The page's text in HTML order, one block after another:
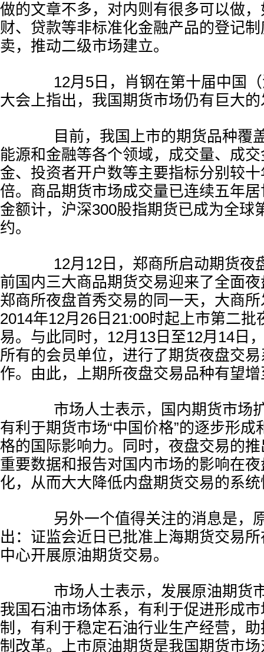
做的文章不多，对内则有很多可以做
财、贷款等非标准化金融产品的登记
卖，推动二级市场建立。
12月5日，肖钢在第十届中国（
大会上指出，我国期货市场仍有巨大
目前，我国上市的期货品种覆
能源和金融等各个领域，成交量、成
金、投资者开户数等主要指标分别较
倍。商品期货市场成交量已连续五年
金额计，沪深300股指期货已成为全球
约。
12月12日，郑商所启动期货夜
前国内三大商品期货交易迎来了全面
郑商所夜盘首秀交易的同一天，大商
2014年12月26日21:00时起上市第二批
易。与此同时，12月13日至12月14日
所有的会员单位，进行了期货夜盘交
作。由此，上期所夜盘交易品种有望
市场人士表示，国内期货市场
有利于期货市场“中国价格”的逐步形成
格的国际影响力。同时，夜盘交易的
重要数据和报告对国内市场的影响在
化，从而大大降低内盘期货交易的系
另外一个值得关注的消息是，
出：证监会近日已批准上海期货交易
中心开展原油期货交易。
市场人士表示，发展原油期货
我国石油市场体系，有利于促进形成
制，有利于稳定石油行业生产经营，
制改革。上市原油期货是我国期货市